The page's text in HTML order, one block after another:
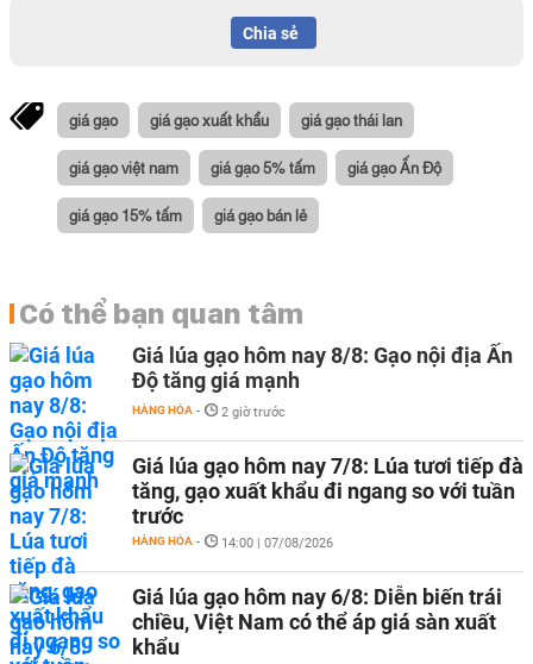
Chia sẻ
giá gạo giá gạo xuất khẩu giá gạo thái lan
giá gạo việt nam giá gạo 5% tấm giá gạo Ấn Độ
giá gạo 15% tấm giá gạo bán lẻ
Có thể bạn quan tâm
Giá lúa gạo hôm nay 8/8: Gạo nội địa Ấn
Độ tăng giá mạnh
HÀNG HÓA - 2 giờ trước
Giá lúa gạo hôm nay 7/8: Lúa tươi tiếp đà
tăng, gạo xuất khẩu đi ngang so với tuần
trước
HÀNG HÓA - 14:00 | 07/08/2026
Giá lúa gạo hôm nay 6/8: Diễn biến trái
chiều, Việt Nam có thể áp giá sàn xuất
khẩu